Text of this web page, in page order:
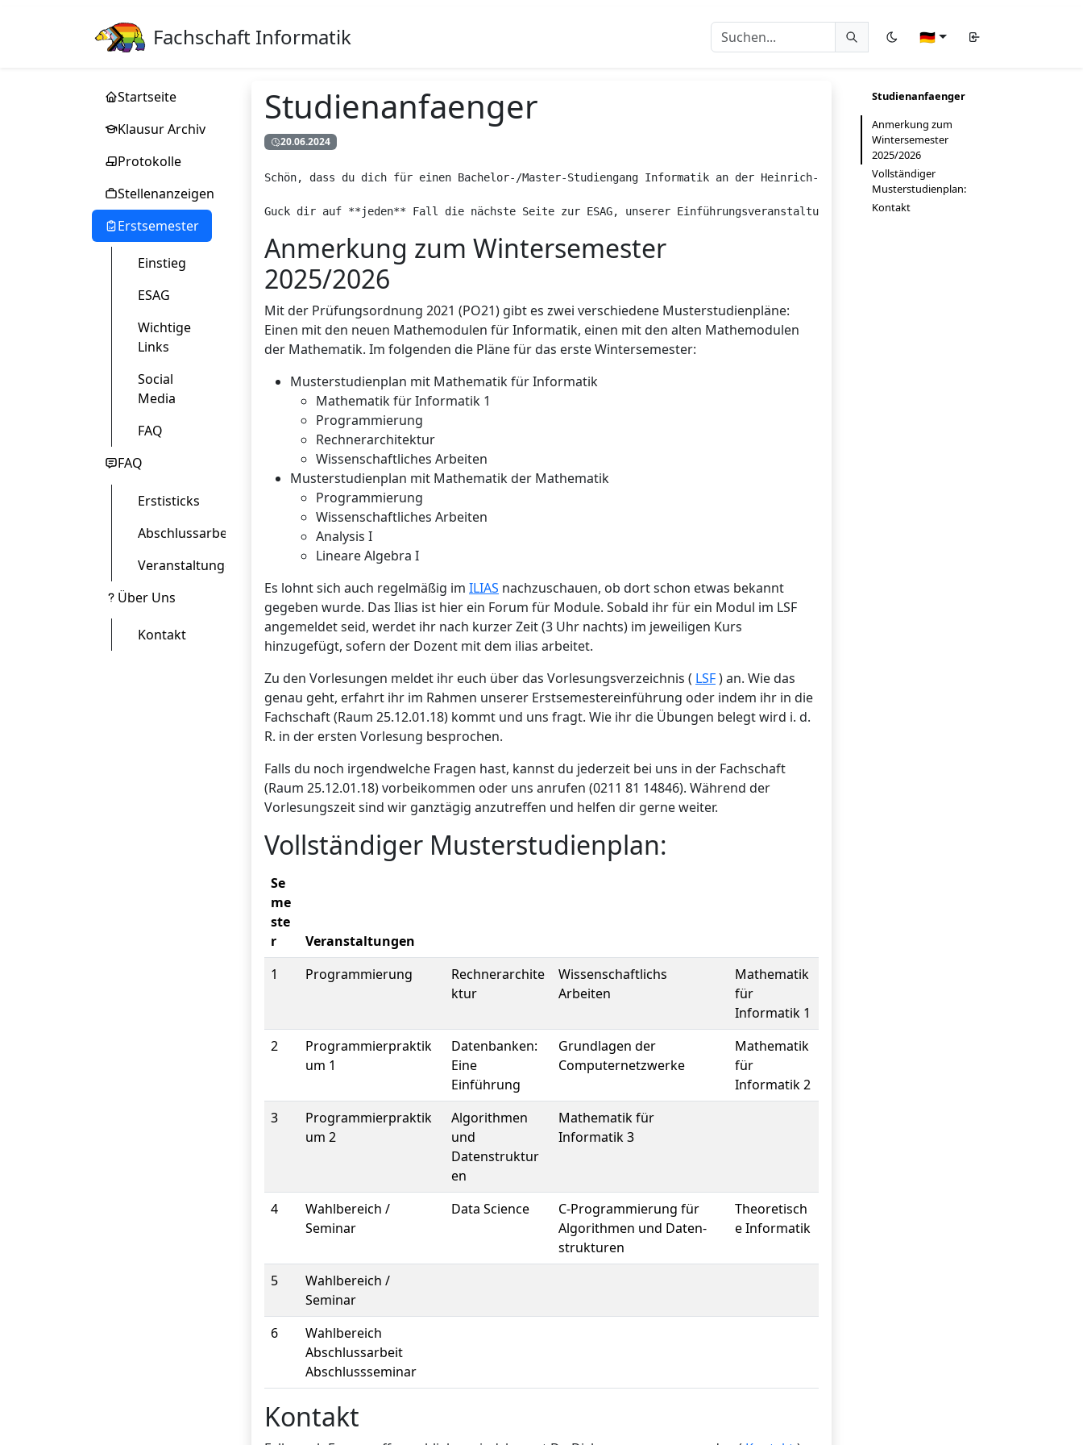
Fachschaft Informatik 🇩🇪
Startseite
Klausur Archiv
Protokolle
Stellenanzeigen
Erstsemester
Einstieg
ESAG
Wichtige
Links
Social
Media
FAQ
FAQ
Erstisticks
Abschlussarbeit
Veranstaltungen
Über Uns
Kontakt
Studienanfaenger
20.06.2024
Schön, dass du dich für einen Bachelor-/Master-Studiengang Informatik an der Heinrich-Heine-Universität interessierst. Auf
Guck dir auf **jeden** Fall die nächste Seite zur ESAG, unserer Einführungsveranstaltung an, um einen schönen Start ins Studium
Anmerkung zum Wintersemester
2025/2026
Mit der Prüfungsordnung 2021 (PO21) gibt es zwei verschiedene Musterstudienpläne:
Einen mit den neuen Mathemodulen für Informatik, einen mit den alten Mathemodulen
der Mathematik. Im folgenden die Pläne für das erste Wintersemester:
Musterstudienplan mit Mathematik für Informatik
Mathematik für Informatik 1
Programmierung
Rechnerarchitektur
Wissenschaftliches Arbeiten
Musterstudienplan mit Mathematik der Mathematik
Programmierung
Wissenschaftliches Arbeiten
Analysis I
Lineare Algebra I
Es lohnt sich auch regelmäßig im ILIAS nachzuschauen, ob dort schon etwas bekannt
gegeben wurde. Das Ilias ist hier ein Forum für Module. Sobald ihr für ein Modul im LSF
angemeldet seid, werdet ihr nach kurzer Zeit (3 Uhr nachts) im jeweiligen Kurs
hinzugefügt, sofern der Dozent mit dem ilias arbeitet.
Zu den Vorlesungen meldet ihr euch über das Vorlesungsverzeichnis ( LSF) an. Wie das
genau geht, erfahrt ihr im Rahmen unserer Erstsemestereinführung oder indem ihr in die
Fachschaft (Raum 25.12.01.18) kommt und uns fragt. Wie ihr die Übungen belegt wird i. d.
R. in der ersten Vorlesung besprochen.
Falls du noch irgendwelche Fragen hast, kannst du jederzeit bei uns in der Fachschaft
(Raum 25.12.01.18) vorbeikommen oder uns anrufen (0211 81 14846). Während der
Vorlesungszeit sind wir ganztägig anzutreffen und helfen dir gerne weiter.
Vollständiger Musterstudienplan:
Se
me
ste
r
Veranstaltungen
1
Programmierung
Rechnerarchite
ktur
Wissenschaftlichs
Arbeiten
Mathematik
für
Informatik 1
2
Programmierpraktik
um 1
Datenbanken:
Eine
Einführung
Grundlagen der
Computernetzwerke
Mathematik
für
Informatik 2
3
Programmierpraktik
um 2
Algorithmen
und
Datenstruktur
en
Mathematik für
Informatik 3
4
Wahlbereich /
Seminar
Data Science
C-Programmierung für
Algorithmen und Daten­
strukturen
Theoretisch
e Informatik
5
Wahlbereich /
Seminar
6
Wahlbereich
Abschlussarbeit
Abschlussseminar
Kontakt
Studienanfaenger
Anmerkung zum
Wintersemester
2025/2026
Vollständiger
Musterstudienplan:
Kontakt